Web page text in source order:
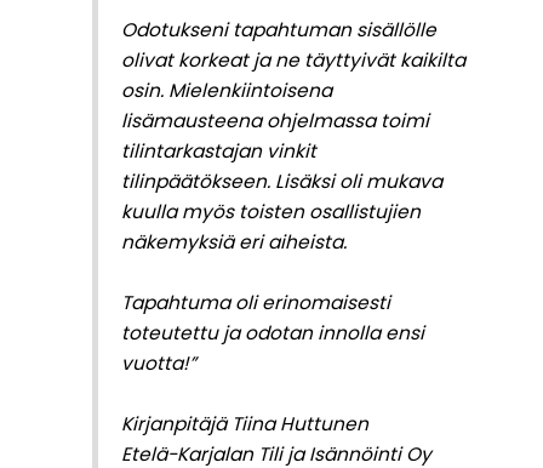
Odotukseni tapahtuman sisällölle
olivat korkeat ja ne täyttyivät kaikilta
osin. Mielenkiintoisena
lisämausteena ohjelmassa toimi
tilintarkastajan vinkit
tilinpäätökseen. Lisäksi oli mukava
kuulla myös toisten osallistujien
näkemyksiä eri aiheista.
Tapahtuma oli erinomaisesti
toteutettu ja odotan innolla ensi
vuotta!”
Kirjanpitäjä Tiina Huttunen
Etelä-Karjalan Tili ja Isännöinti Oy